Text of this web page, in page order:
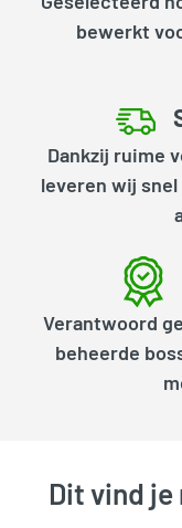
bewerkt
Dankzij ruime
leveren wij
Verantwoord
beheerde
Dit vind